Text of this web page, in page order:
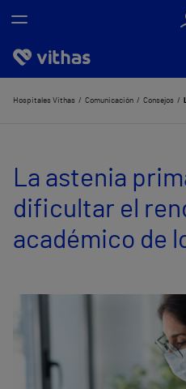
Nosotros
Servicios de salud
Equipo médico y asistencial
Comunicación
Hospitales Vithas Comunicación Consejos
La astenia
dificultar el
académico de